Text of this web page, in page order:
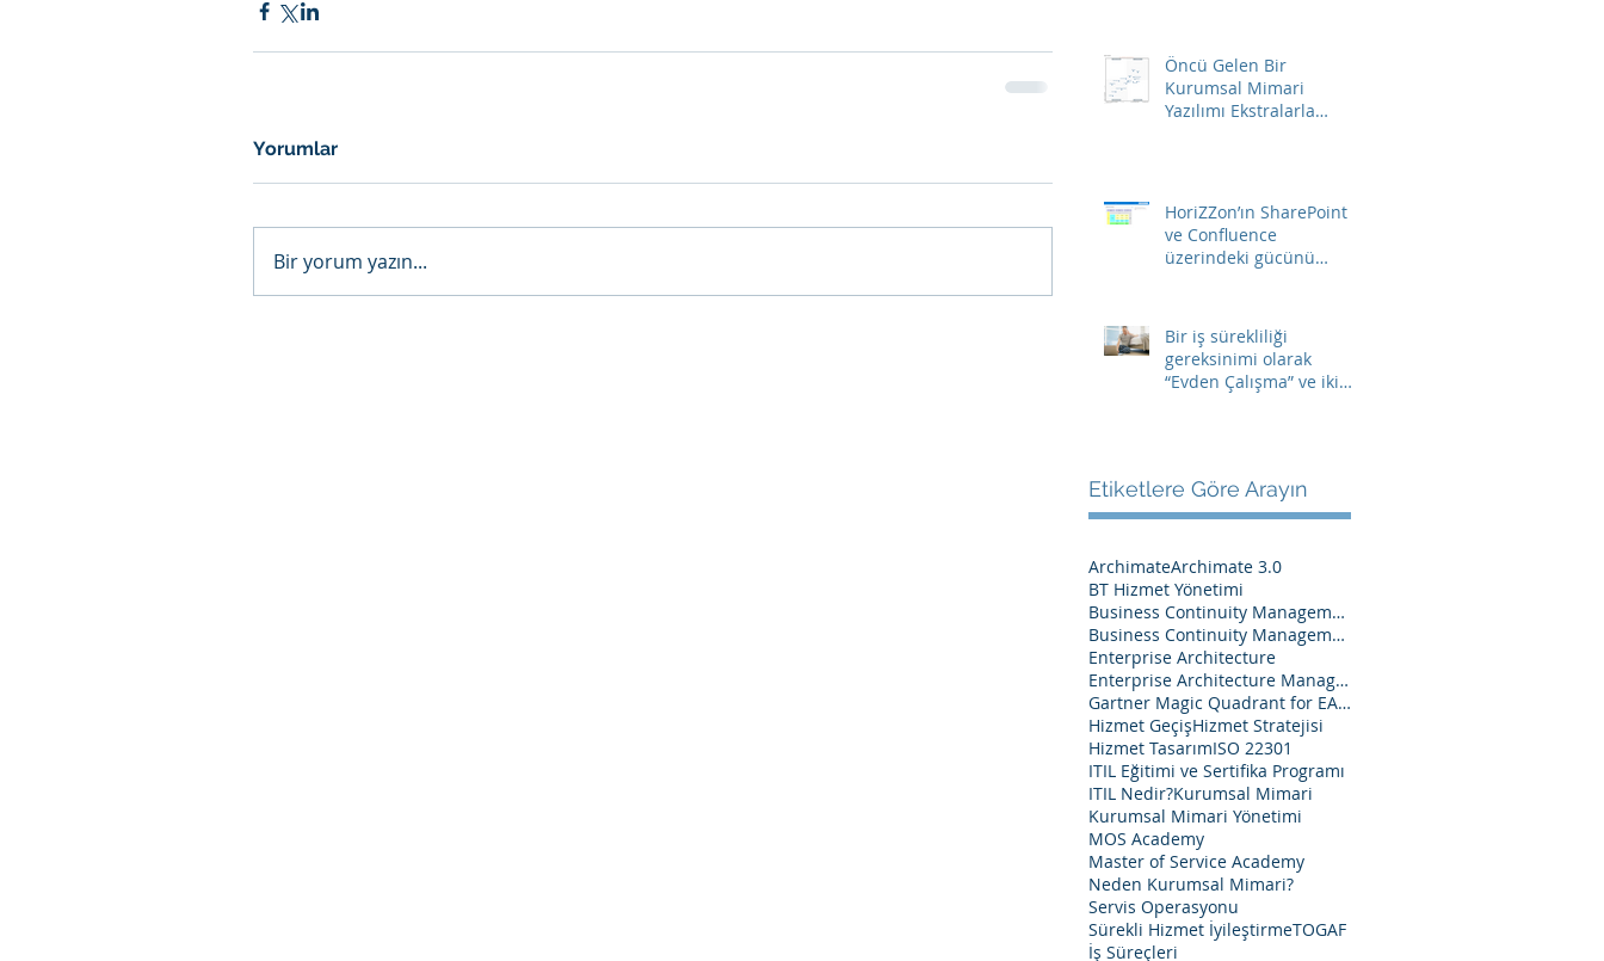
Yorumlar
Bir yorum yazın...
Öncü Gelen Bir
Kurumsal Mimari
Yazılımı Ekstralarla
HoriZZon’ın SharePoint
ve Confluence
üzerindeki gücünü
Bir iş sürekliliği
gereksinimi olarak
“Evden Çalışma”​ ve iki
Etiketlere Göre Arayın
ArchimateArchimate 3.0
BT Hizmet Yönetimi
Business Continuity Management
Business Continuity Management System
Enterprise Architecture
Enterprise Architecture Management
Gartner Magic Quadrant for EA Tools 2020
Hizmet GeçişHizmet Stratejisi
Hizmet TasarımISO 22301
ITIL Eğitimi ve Sertifika Programı
ITIL Nedir?Kurumsal Mimari
Kurumsal Mimari Yönetimi
MOS Academy
Master of Service Academy
Neden Kurumsal Mimari?
Servis Operasyonu
Sürekli Hizmet İyileştirmeTOGAF
İş Süreçleri